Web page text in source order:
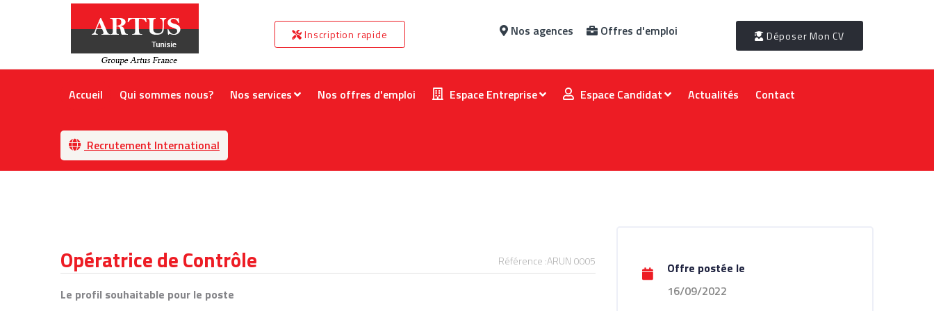
Inscription rapide Nos agences Offres d'emploi Déposer Mon CV
Accueil Qui sommes nous? Nos services Nos offres d'emploi Espace Entreprise Espace Candidat Actualités Contact
Recrutement International
Opératrice de Contrôle Référence :ARUN 0005
Le profil souhaitable pour le poste
Offre postée le
16/09/2022